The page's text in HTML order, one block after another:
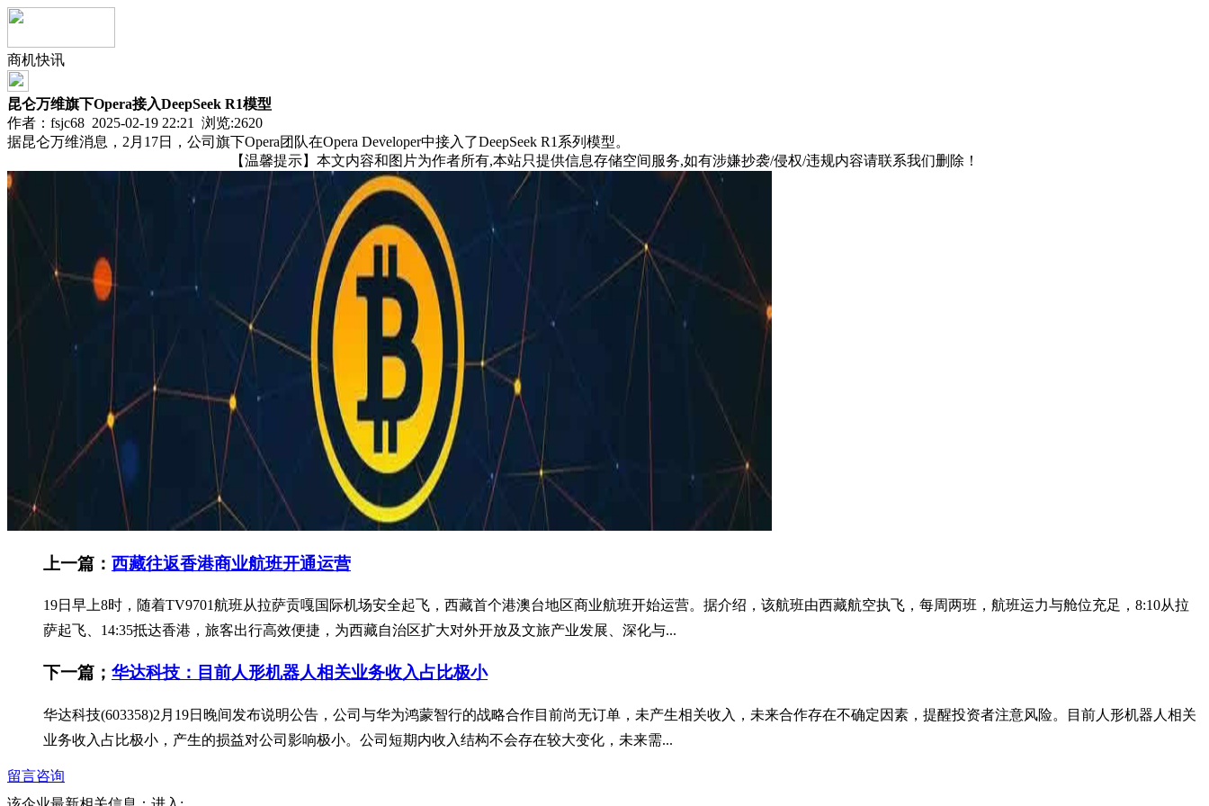
商机快讯
昆仑万维旗下Opera接入DeepSeek R1模型
作者：fsjc68 2025-02-19 22:21 浏览:2620
据昆仑万维消息，2月17日，公司旗下Opera团队在Opera Developer中接入了DeepSeek R1系列模型。
【温馨提示】本文内容和图片为作者所有,本站只提供信息存储空间服务,如有涉嫌抄袭/侵权/违规内容请联系我们删除！
上一篇： 西藏往返香港商业航班开通运营
19日早上8时，随着TV9701航班从拉萨贡嘎国际机场安全起飞，西藏首个港澳台地区商业航班开始运营。据介绍，该航班由西藏航空执飞，每周两班，航班运力与舱位充足，8:10从拉
萨起飞、14:35抵达香港，旅客出行高效便捷，为西藏自治区扩大对外开放及文旅产业发展、深化与...
下一篇； 华达科技：目前人形机器人相关业务收入占比极小
华达科技(603358)2月19日晚间发布说明公告，公司与华为鸿蒙智行的战略合作目前尚无订单，未产生相关收入，未来合作存在不确定因素，提醒投资者注意风险。目前人形机器人相关
业务收入占比极小，产生的损益对公司影响极小。公司短期内收入结构不会存在较大变化，未来需...
留言咨询